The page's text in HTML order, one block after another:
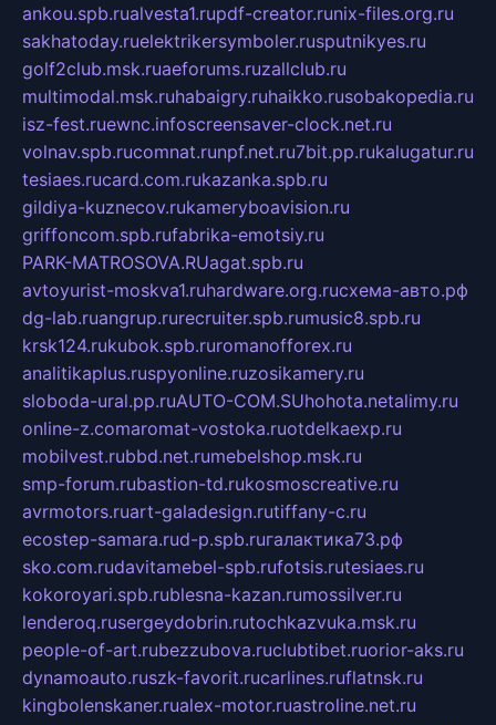
ankou.spb.rualvesta1.rupdf-creator.runix-files.org.ru
sakhatoday.ruelektrikersymboler.rusputnikyes.ru
golf2club.msk.ruaeforums.ruzallclub.ru
multimodal.msk.ruhabaigry.ruhaikko.rusobakopedia.ru
isz-fest.ruewnc.infoscreensaver-clock.net.ru
volnav.spb.rucomnat.runpf.net.ru7bit.pp.rukalugatur.ru
tesiaes.rucard.com.rukazanka.spb.ru
gildiya-kuznecov.rukameryboavision.ru
griffoncom.spb.rufabrika-emotsiy.ru
PARK-MATROSOVA.RUagat.spb.ru
avtoyurist-moskva1.ruhardware.org.ruсхема-авто.рф
dg-lab.ruangrup.rurecruiter.spb.rumusic8.spb.ru
krsk124.rukubok.spb.ruromanofforex.ru
analitikaplus.ruspyonline.ruzosikamery.ru
sloboda-ural.pp.ruAUTO-COM.SUhohota.netalimy.ru
online-z.comaromat-vostoka.ruotdelkaexp.ru
mobilvest.rubbd.net.rumebelshop.msk.ru
smp-forum.rubastion-td.rukosmoscreative.ru
avrmotors.ruart-galadesign.rutiffany-c.ru
ecostep-samara.rud-p.spb.ruгалактика73.рф
sko.com.rudavitamebel-spb.rufotsis.rutesiaes.ru
kokoroyari.spb.rublesna-kazan.rumossilver.ru
lenderoq.rusergeydobrin.rutochkazvuka.msk.ru
people-of-art.rubezzubova.ruclubtibet.ruorior-aks.ru
dynamoauto.ruszk-favorit.rucarlines.ruflatnsk.ru
kingbolenskaner.rualex-motor.ruastroline.net.ru